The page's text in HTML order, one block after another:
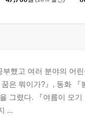
했고 여러 분야의 어
은 뭐이가?』, 동화
그렸다. 『여름이 오
...